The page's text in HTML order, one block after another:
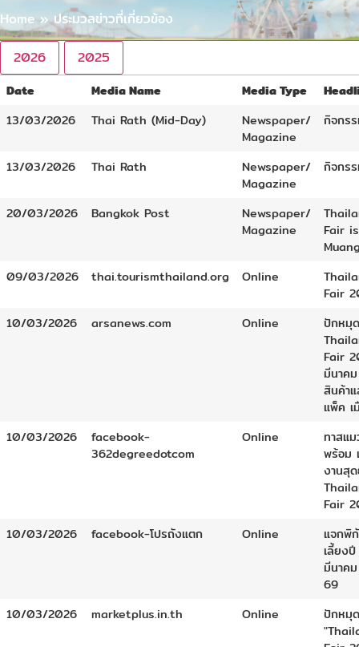
Home »ประมวลข่าวที่เกี่ยวข้อง
2026
2025
Date Media Name Media Type
13/03/2026
Thai Rath (Mid-Day)
Newspaper/
Magazine
กิจกร
13/03/2026 Thai Rath
Newspaper/
Magazine
กิจกร
20/03/2026 Bangkok Post
Newspaper/
Magazine
Fair
09/03/2026
thai.tourismthailand.org Online
Fair
10/03/2026
arsanews.com Online
ปักหมุ
Fair
มีนาค
สินค้า
แพ็ค เ
10/03/2026
facebook-
362degreedotcom
Online
ทาสแ
พร้อม
งานสุ
Fair
10/03/2026
facebook-โปรถังแตก Online
แจกพิ
เลี้ยง
มีนาค
69
10/03/2026
marketplus.in.th Online
ปักหมุ